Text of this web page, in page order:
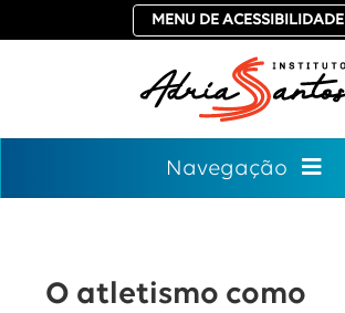
MENU DE ACESSIBILIDADE
Navegação
O atletismo como